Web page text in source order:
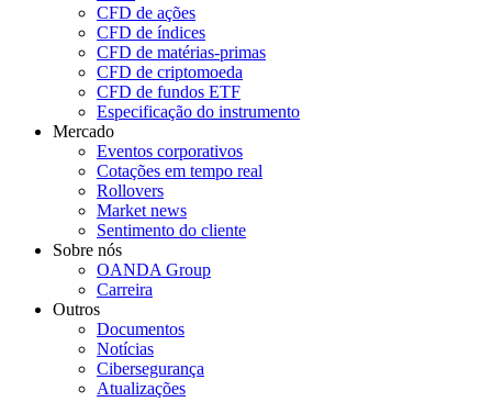
CFD de ações
CFD de índices
CFD de matérias-primas
CFD de criptomoeda
CFD de fundos ETF
Especificação do instrumento
Mercado
Eventos corporativos
Cotações em tempo real
Rollovers
Market news
Sentimento do cliente
Sobre nós
OANDA Group
Carreira
Outros
Documentos
Notícias
Cibersegurança
Atualizações